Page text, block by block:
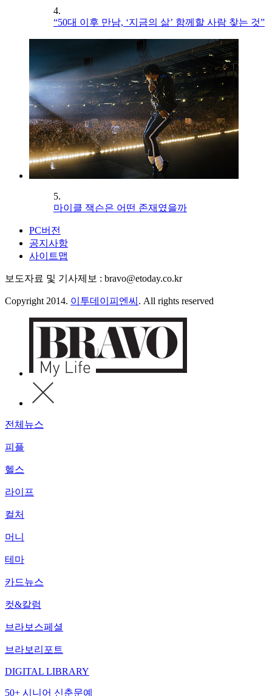
4.
“50대 이후 만남, ‘지금의 삶’ 함께할 사람 찾는 것”
5.
마이클 잭슨은 어떤 존재였을까
PC버전
공지사항
사이트맵
보도자료 및 기사제보 : bravo@etoday.co.kr
Copyright 2014. 이투데이피엔씨 . All rights reserved
전체뉴스
피플
헬스
라이프
컬처
머니
테마
카드뉴스
컷&칼럼
브라보스페셜
브라보리포트
DIGITAL LIBRARY
50+ 시니어 신춘문예